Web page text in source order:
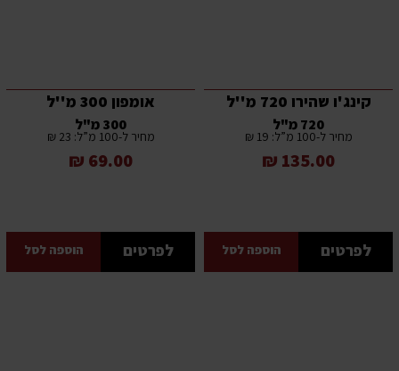
קינג'ו שהירו 720 מ''ל
720 מ"ל
מחיר ל-100 מ”ל: 19 ₪
135.00 ₪
לפרטים הוספה לסל
אומפון 300 מ''ל
300 מ"ל
מחיר ל-100 מ”ל: 23 ₪
69.00 ₪
לפרטים הוספה לסל